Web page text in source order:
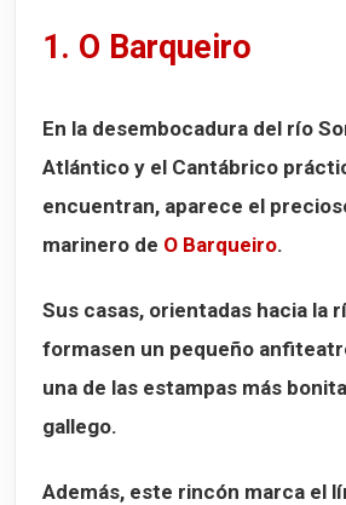
1. O Barqueiro
En la desembocadura del río
Atlántico y el Cantábrico
encuentran, aparece el
marinero de O Barqueiro.
Sus casas, orientadas hacia la
formasen un pequeño
una de las estampas más
gallego.
Además, este rincón marca el